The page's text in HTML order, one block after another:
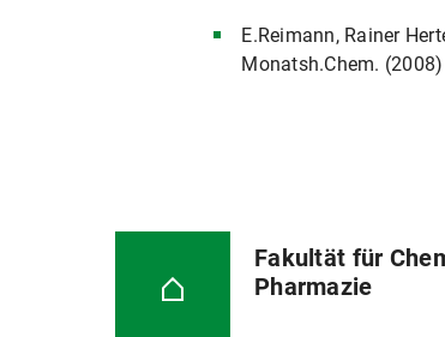
E.Reimann, Rainer
Monatsh.Chem.
Fakultät für
Pharmazie